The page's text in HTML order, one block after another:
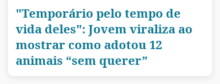
"Temporário pelo tempo de
vida deles": Jovem viraliza ao
mostrar como adotou 12
animais “sem querer”